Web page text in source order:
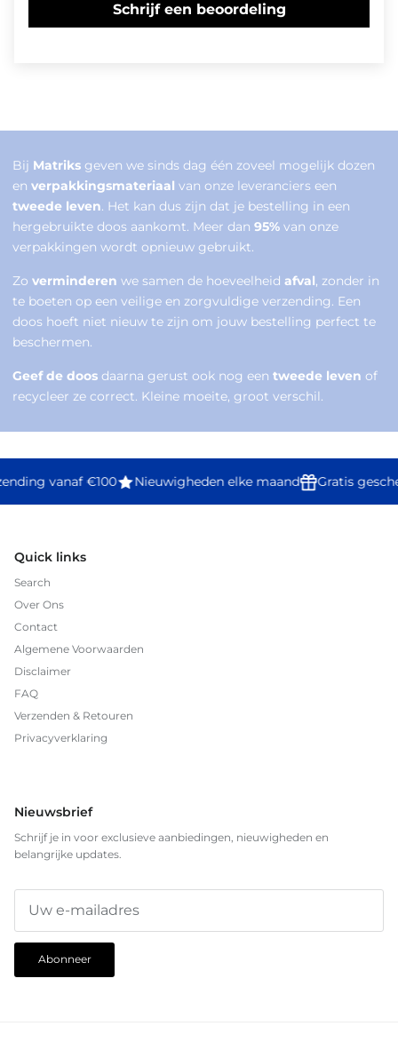
Schrijf een beoordeling
Bij Matriks geven we sinds dag één zoveel mogelijk dozen
en verpakkingsmateriaal van onze leveranciers een
tweede leven. Het kan dus zijn dat je bestelling in een
hergebruikte doos aankomt. Meer dan 95% van onze
verpakkingen wordt opnieuw gebruikt.
Zo verminderen we samen de hoeveelheid afval, zonder in
te boeten op een veilige en zorgvuldige verzending. Een
doos hoeft niet nieuw te zijn om jouw bestelling perfect te
beschermen.
Geef de doos daarna gerust ook nog een tweede leven of
recycleer ze correct. Kleine moeite, groot verschil.
vanaf €100 Nieuwigheden elke maand Gratis
Quick links
Search
Over Ons
Contact
Algemene Voorwaarden
Disclaimer
FAQ
Verzenden & Retouren
Privacyverklaring
Nieuwsbrief
Schrijf je in voor exclusieve aanbiedingen, nieuwigheden en
belangrijke updates.
Abonneer